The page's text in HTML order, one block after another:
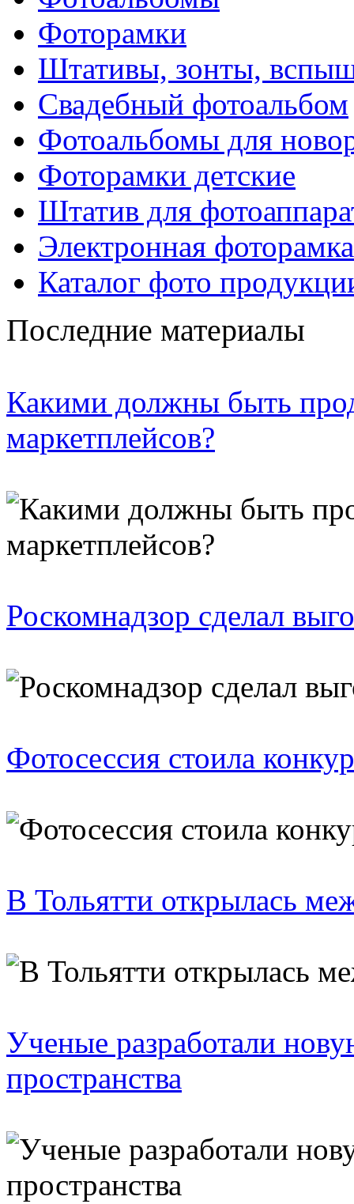
Фоторамки
Штативы, зонты,
Свадебный фотоальбом
Фотоальбомы для
Фоторамки детские
Штатив для
Электронная фоторамка
Каталог фото
Последние материалы
Какими должны быть
маркетплейсов?
Роскомнадзор сделал
Фотосессия стоила
В Тольятти открылась
Ученые разработали
пространства